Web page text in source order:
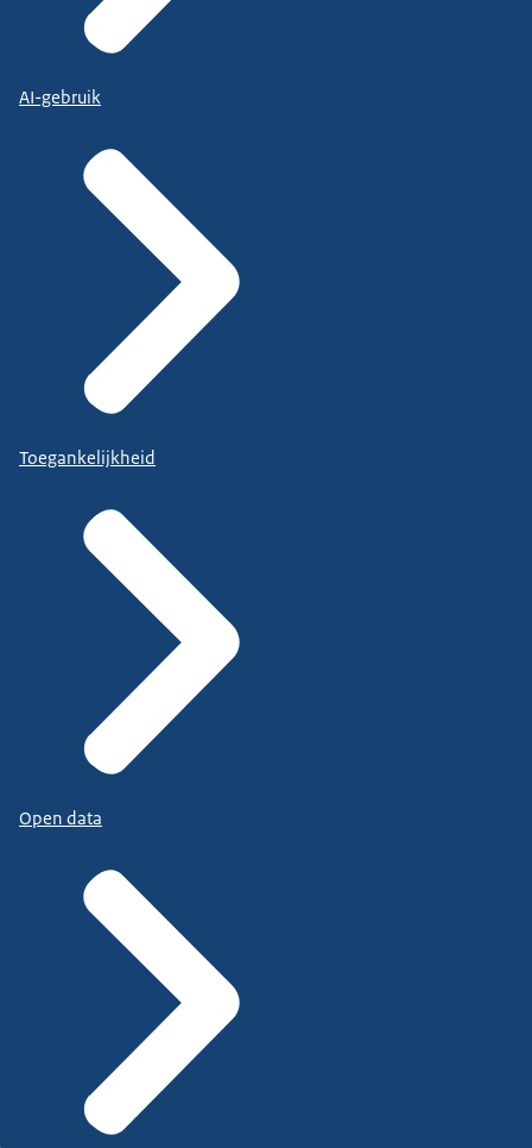
AI-gebruik
Toegankelijkheid
Open data